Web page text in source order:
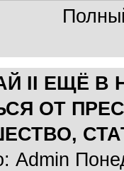
II ЕЩЁ В
ОТ
Admin